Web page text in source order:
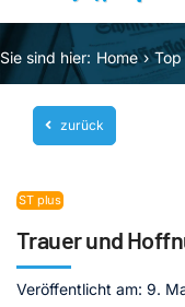
Home
Themen
Blog
Mediathek
Sie sind hier: Home Top
zurück
ST plus
Trauer und
Veröffentlicht am: 9.